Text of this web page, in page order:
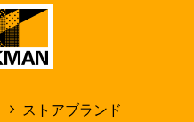
ストアブランド